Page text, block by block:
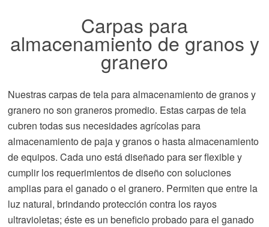
Carpas para
almacenamiento de granos y
granero
Nuestras carpas de tela para almacenamiento de granos y
granero no son graneros promedio. Estas carpas de tela
cubren todas sus necesidades agrícolas para
almacenamiento de paja y granos o hasta almacenamiento
de equipos. Cada uno está diseñado para ser flexible y
cumplir los requerimientos de diseño con soluciones
amplias para el ganado o el granero. Permiten que entre la
luz natural, brindando protección contra los rayos
ultravioletas; éste es un beneficio probado para el ganado